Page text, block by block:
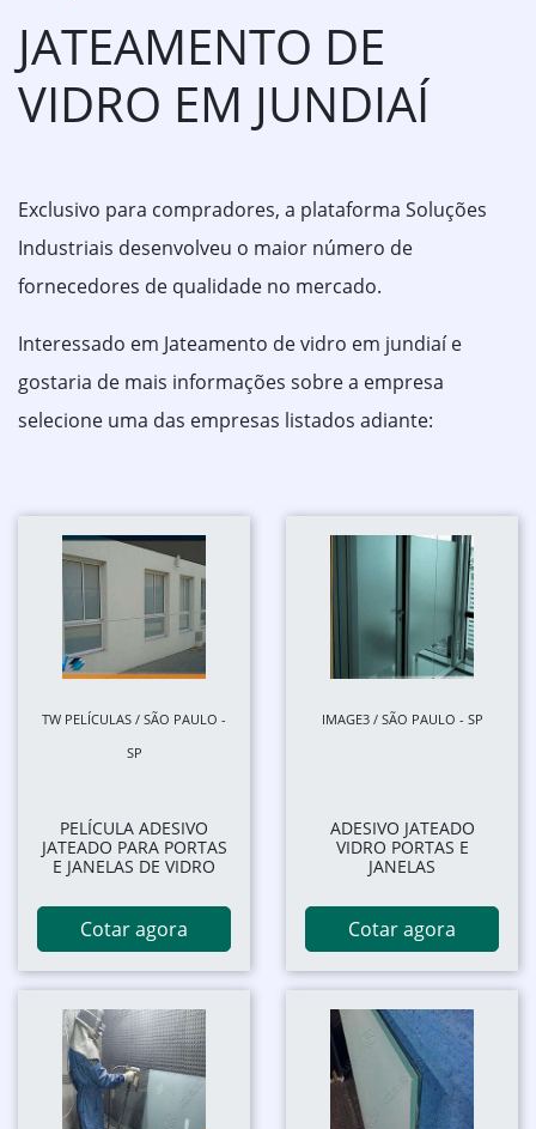
JATEAMENTO DE
VIDRO EM JUNDIAÍ
Exclusivo para compradores, a plataforma Soluções
Industriais desenvolveu o maior número de
fornecedores de qualidade no mercado.
Interessado em Jateamento de vidro em jundiaí e
gostaria de mais informações sobre a empresa
selecione uma das empresas listados adiante:
TW PELÍCULAS / SÃO PAULO -
SP
PELÍCULA ADESIVO
JATEADO PARA PORTAS
E JANELAS DE VIDRO
Cotar agora
IMAGE3 / SÃO PAULO - SP
ADESIVO JATEADO
VIDRO PORTAS E
JANELAS
Cotar agora